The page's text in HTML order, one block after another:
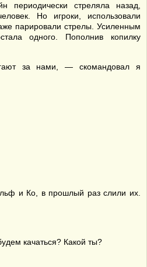
периодически стреляла назад,
Но игроки, использовали
парировали стрелы. Усиленным
одного. Пополнив копилку
за нами, — скомандовал я
и Ко, в прошлый раз слили их.
качаться? Какой ты?